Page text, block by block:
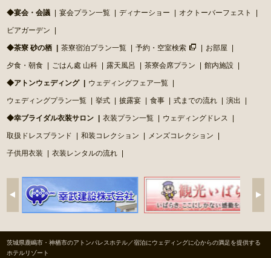
◆宴会・会議 宴会プラン一覧 ディナーショー オクトーバーフェスト
ビアガーデン
◆茶寮 砂の栖 茶寮宿泊プラン一覧 予約・空室検索 お部屋
夕食・朝食 ごはん處 山科 露天風呂 茶寮会席プラン 館内施設
◆アトンウェディング ウェディングフェア一覧
ウェディングプラン一覧 挙式 披露宴 食事 式までの流れ 演出
◆幸ブライダル衣装サロン 衣装プラン一覧 ウェディングドレス
取扱ドレスブランド 和装コレクション メンズコレクション
子供用衣装 衣装レンタルの流れ
茨城県鹿嶋市・神栖市のアトンパレスホテル／宿泊にウェディングに心からの満足を提供する
ホテルリゾート